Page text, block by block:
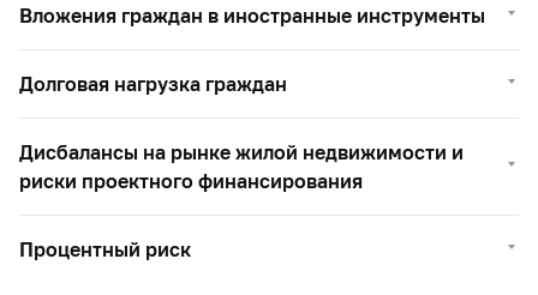
Вложения граждан в иностранные инструменты
Долговая нагрузка граждан
Дисбалансы на рынке жилой недвижимости и
риски проектного финансирования
Процентный риск